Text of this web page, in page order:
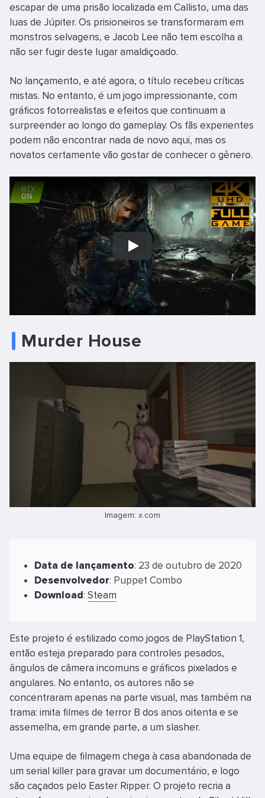
escapar de uma prisão localizada em Callisto, uma das
luas de Júpiter. Os prisioneiros se transformaram em
monstros selvagens, e Jacob Lee não tem escolha a
não ser fugir deste lugar amaldiçoado.
No lançamento, e até agora, o título recebeu críticas
mistas. No entanto, é um jogo impressionante, com
gráficos fotorrealistas e efeitos que continuam a
surpreender ao longo do gameplay. Os fãs experientes
podem não encontrar nada de novo aqui, mas os
novatos certamente vão gostar de conhecer o gênero.
Play
Murder House
Imagem: x.com
Data de lançamento: 23 de outubro de 2020
Desenvolvedor: Puppet Combo
Download: Steam
Este projeto é estilizado como jogos de PlayStation 1,
então esteja preparado para controles pesados,
ângulos de câmera incomuns e gráficos pixelados e
angulares. No entanto, os autores não se
concentraram apenas na parte visual, mas também na
trama: imita filmes de terror B dos anos oitenta e se
assemelha, em grande parte, a um slasher.
Uma equipe de filmagem chega à casa abandonada de
um serial killer para gravar um documentário, e logo
são caçados pelo Easter Ripper. O projeto recria a